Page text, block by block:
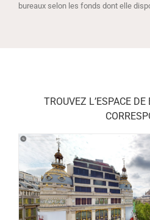
bureaux selon les fonds dont elle
TROUVEZ L’ESPACE DE